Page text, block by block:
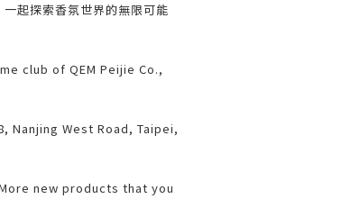
起探索香氛世界的無限可能
club of QEM Peijie Co.,
Nanjing West Road, Taipei,
new products that you